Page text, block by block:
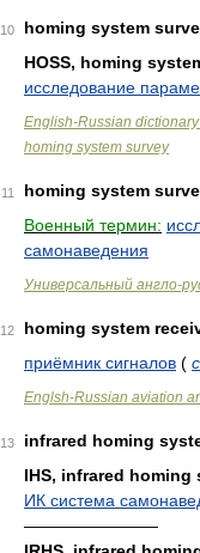
10
homing system
HOSS, homing
исследование
English-Russian
homing system survey
11
homing system
Военный термин:
самонаведения
Универсальный англо-
12
homing system
приёмник сигналов (
Englsh-Russian aviation
13
infrared homing
IHS, infrared homing
ИК система
————————